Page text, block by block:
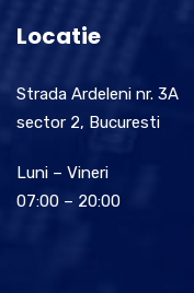
Locatie
Strada Ardeleni nr. 3A
sector 2, Bucuresti
Luni – Vineri
07:00 – 20:00